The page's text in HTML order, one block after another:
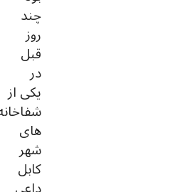
چند
روز
قبل
در
یکی از
های
شهر
کابل